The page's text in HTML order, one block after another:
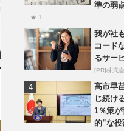
準の弱
★ 1
我が社
コード
るサー
[PR]株式
高市早
じ続け
1％策
的”な役